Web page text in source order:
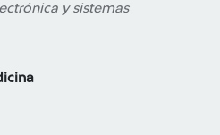
y sistemas